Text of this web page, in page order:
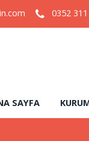
0352
SAYFA